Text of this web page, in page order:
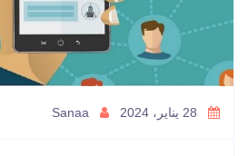
28 يناير، 2024